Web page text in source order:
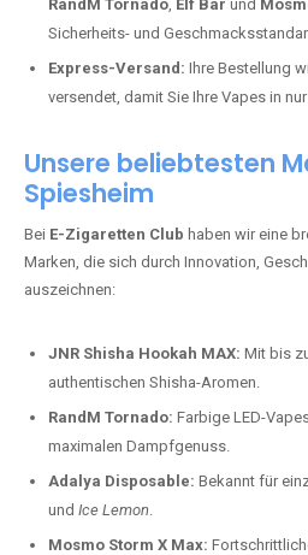
RandM Tornado, Elf Bar und
Sicherheits- und
Express-Versand: Ihre Bestellung
versendet, damit Sie Ihre Vapes in
Unsere beliebtesten
Spiesheim
Bei E-Zigaretten Club haben wir eine
Marken, die sich durch Innovation,
auszeichnen:
JNR Shisha Hookah MAX: Mit bis
authentischen Shisha-Aromen.
RandM Tornado: Farbige LED-
maximalen Dampfgenuss.
Adalya Disposable: Bekannt für
und Ice Lemon.
Mosmo Storm X Max: